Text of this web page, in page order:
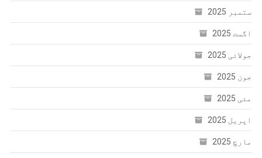
ستمبر 2025
اگست 2025
جولائی 2025
جون 2025
مئی 2025
اپریل 2025
مارچ 2025